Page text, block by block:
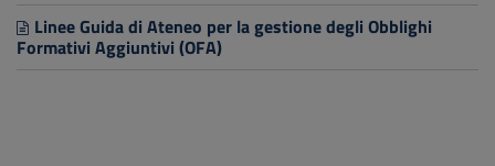
Linee Guida di Ateneo per la gestione degli Obblighi
Formativi Aggiuntivi (OFA)